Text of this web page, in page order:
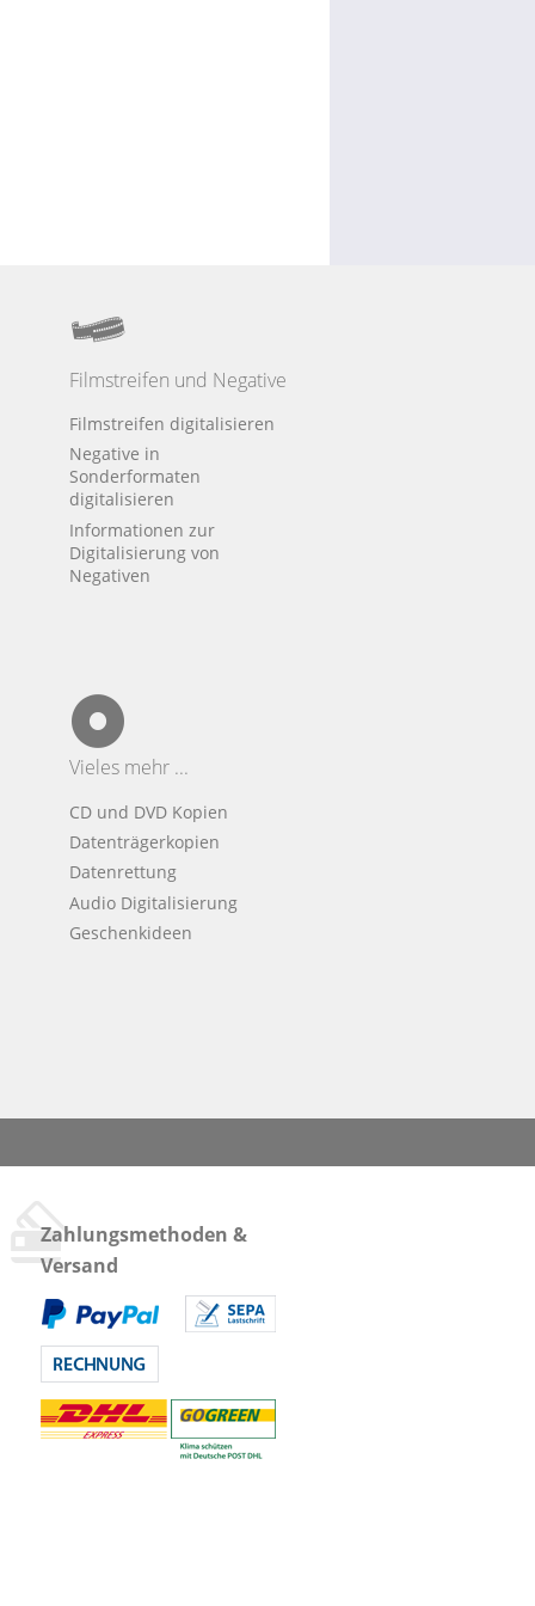
Filmstreifen und Negative
Filmstreifen digitalisieren
Negative in
Sonderformaten
digitalisieren
Informationen zur
Digitalisierung von
Negativen
Vieles mehr ...
CD und DVD Kopien
Datenträgerkopien
Datenrettung
Audio Digitalisierung
Geschenkideen
Zahlungsmethoden &
Versand